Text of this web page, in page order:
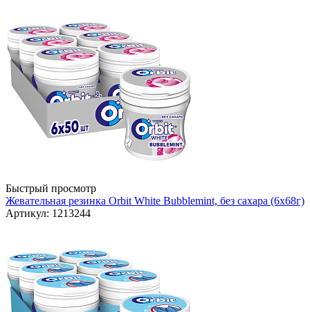
Быстрый просмотр
Жевательная резинка Orbit White Bubblemint, без сахара (6х68г)
Артикул: 1213244